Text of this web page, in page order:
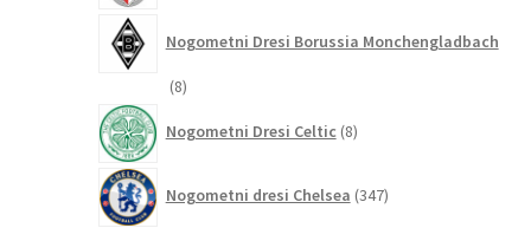
Nogometni Dresi Borussia Monchengladbach
88
Nogometni Dresi Celtic 8izdelkov
Nogometni dresi Chelsea 347izdelkov